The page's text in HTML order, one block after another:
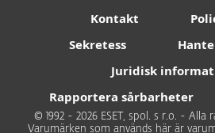
Kontakt
Sekretess
Juridisk
Rapportera sårbarheter
© 1992 - 2026 ESET, spol. s r.o. - Alla
Varumärken som används här är